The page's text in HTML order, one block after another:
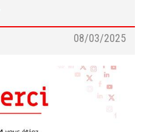
08/03/2025